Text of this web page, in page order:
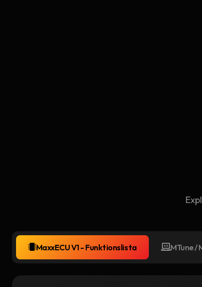
MaxxECU V1 - Funktionslista MTune /